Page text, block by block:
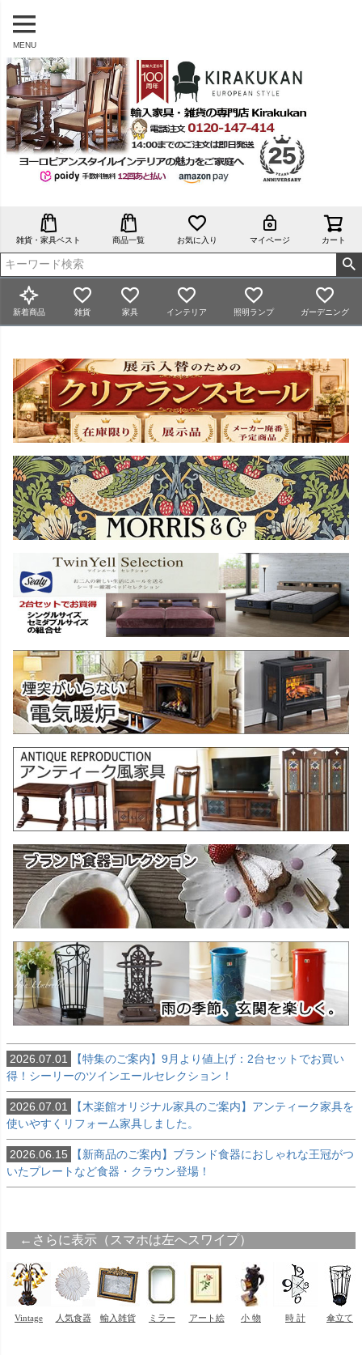
MENU
雑貨・家具ベスト 商品一覧 お気に入り マイページ カート
新着商品 雑貨 家具 インテリア 照明ランプ ガーデニング
2026.07.01
【特集のご案内】9月より値上げ：2台セットでお買い
得！シーリーのツインエールセレクション！
2026.07.01
【木楽館オリジナル家具のご案内】アンティーク家具を
使いやすくリフォーム家具しました。
2026.06.15
【新商品のご案内】ブランド食器におしゃれな王冠がつ
いたプレートなど食器・クラウン登場！